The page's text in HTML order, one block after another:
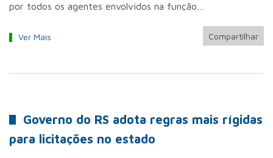
por todos os agentes envolvidos na função…
Ver Mais Compartilhar
Governo do RS adota regras mais rígidas
para licitações no estado